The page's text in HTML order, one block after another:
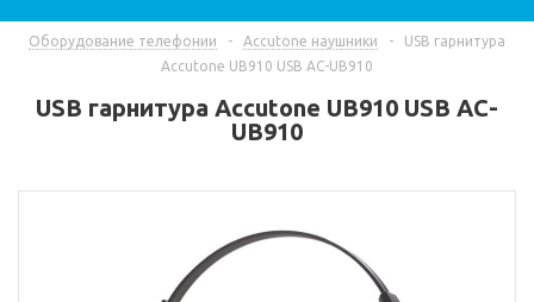
Оборудование телефонии - Accutone наушники -
USB гарнитура
Accutone UB910 USB AC-UB910
USB гарнитура Accutone UB910 USB AC-
UB910